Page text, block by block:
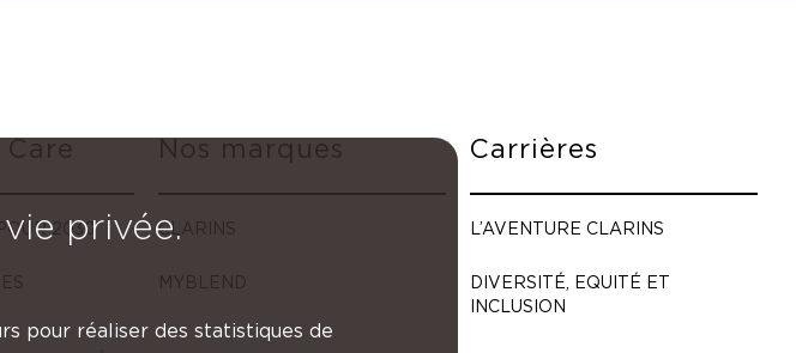
2030
Nos marques
CLARINS
MYBLEND
Carrières
L’AVENTURE CLARINS
DIVERSITÉ, EQUITÉ ET
INCLUSION
privée.
pour réaliser des statistiques de